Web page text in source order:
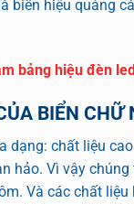
biển hiệu quảng
bảng hiệu đèn
BIỂN CHỮ
dạng: chất liệu
hảo. Vì vậy
Và các chất